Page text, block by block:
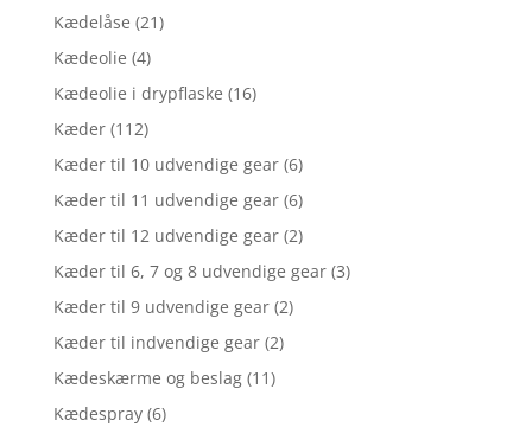
Kædelåse (21)
Kædeolie (4)
Kædeolie i drypflaske (16)
Kæder (112)
Kæder til 10 udvendige gear (6)
Kæder til 11 udvendige gear (6)
Kæder til 12 udvendige gear (2)
Kæder til 6, 7 og 8 udvendige gear (3)
Kæder til 9 udvendige gear (2)
Kæder til indvendige gear (2)
Kædeskærme og beslag (11)
Kædespray (6)